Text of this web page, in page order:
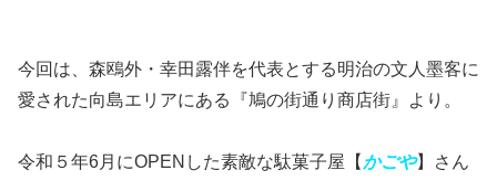
今回は、森鴎外・幸田露伴を代表とする明治の文人墨客に
愛された向島エリアにある『鳩の街通り商店街』より。
令和５年6月にOPENした素敵な駄菓子屋【 かごや】さん